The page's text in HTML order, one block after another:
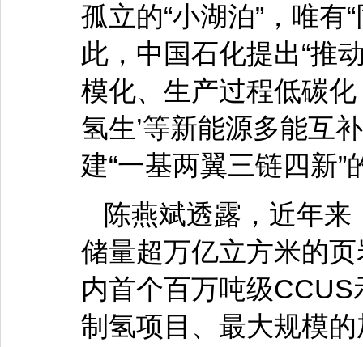
孤立的“小湖泊”，唯有
此，中国石化提出“推
模化、生产过程低碳
氢生’等新能源多能互
建“一基两翼三链四新”
陈燕斌透露，近年
储量超万亿立方米的
内首个百万吨级
制氢项目、最大规模